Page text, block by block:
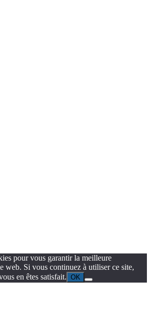
pour vous garantir la meilleure
web. Si vous continuez à utiliser ce site,
en êtes satisfait. OK